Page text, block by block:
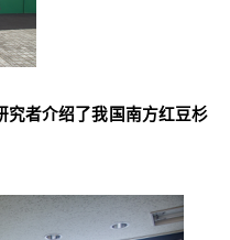
者介绍了我国南方红豆杉